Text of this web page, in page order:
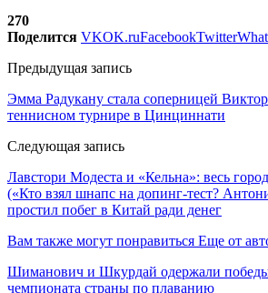
270
Поделится VKOK.ruFacebookTwitter
Предыдущая запись
Эмма Радукану стала соперницей
теннисном турнире в Цинциннати
Следующая запись
Лавстори Модеста и «Кельна»: весь
(«Кто взял шнапс на допинг-тест?
простил побег в Китай ради денег
Вам также могут понравиться Еще от
Шиманович и Шкурдай одержали победы
чемпионата страны по плаванию